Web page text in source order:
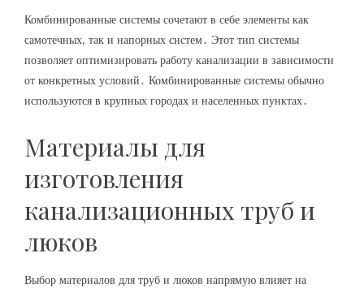
Комбинированные системы сочетают в себе элементы как
самотечных‚ так и напорных систем․ Этот тип системы
позволяет оптимизировать работу канализации в зависимости
от конкретных условий․ Комбинированные системы обычно
используются в крупных городах и населенных пунктах․
Материалы для
изготовления
канализационных труб и
люков
Выбор материалов для труб и люков напрямую влияет на